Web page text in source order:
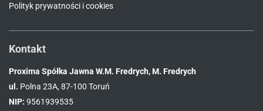
Polityk prywatności i cookies
Kontakt
Proxima Spółka Jawna W.M. Fredrych, M. Fredrych
ul. Polna 23A, 87-100 Toruń
NIP: 9561939535